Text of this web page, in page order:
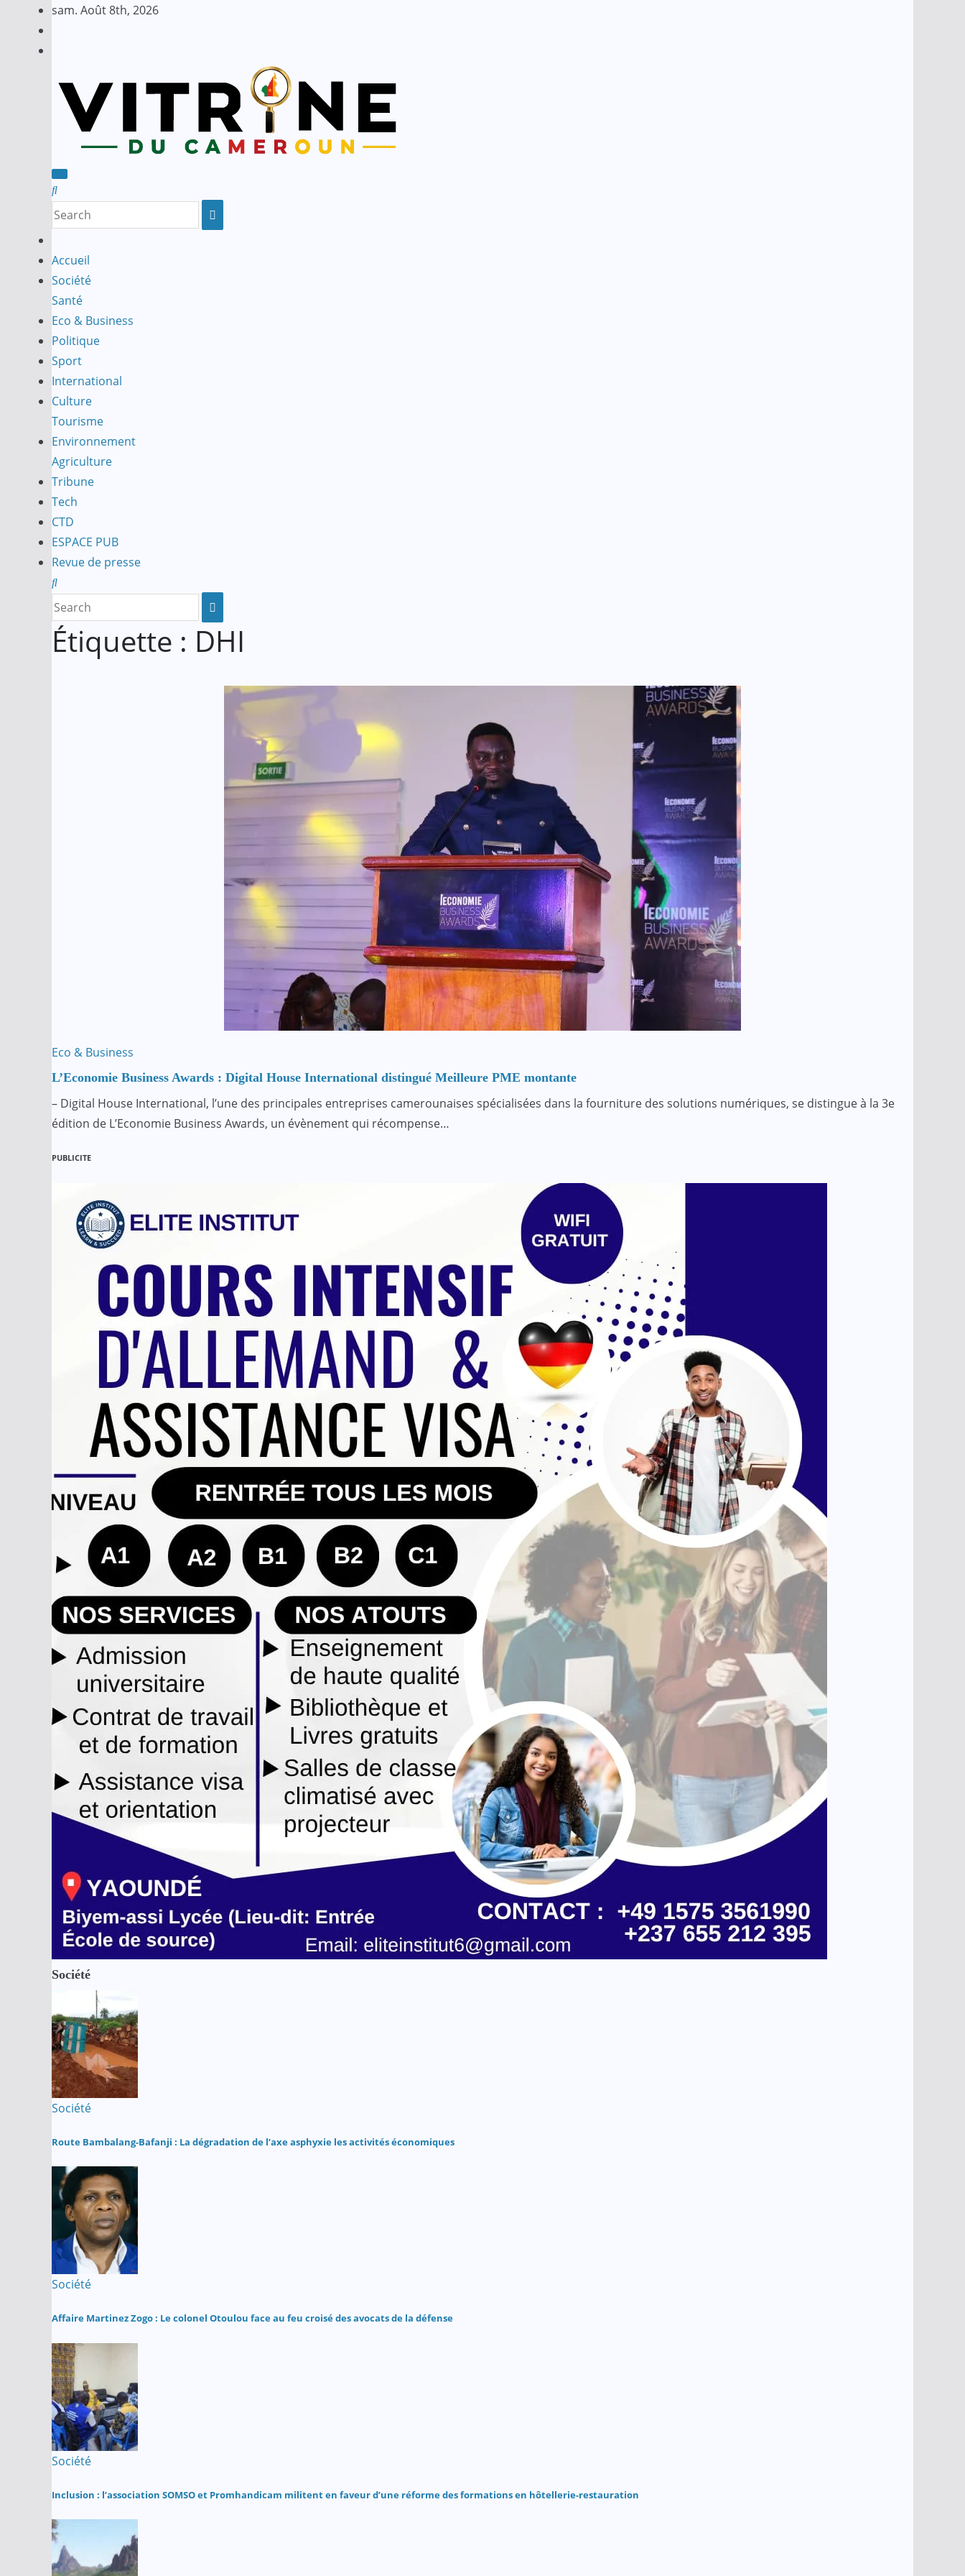
Skip
sam. Août 8th, 2026
Accueil
Société
Santé
Eco & Business
Politique
Sport
International
Culture
Tourisme
Environnement
Agriculture
Tribune
Tech
CTD
ESPACE PUB
Revue de presse
Étiquette : DHI
Eco & Business
L’Economie Business Awards : Digital House International distingué Meilleure PME montante
– Digital House International, l’une des principales entreprises camerounaises spécialisées dans la fourniture des solutions numériques, se distingue à la 3e
édition de L’Economie Business Awards, un évènement qui récompense…
PUBLICITE
Société
Société
Route Bambalang-Bafanji : La dégradation de l’axe asphyxie les activités économiques
Société
Affaire Martinez Zogo : Le colonel Otoulou face au feu croisé des avocats de la défense
Société
Inclusion : l’association SOMSO et Promhandicam militent en faveur d’une réforme des formations en hôtellerie-restauration